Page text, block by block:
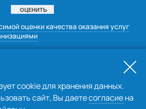
оценки качества оказания услуг
cookie для хранения данных.
сайт, Вы даетесогласиена